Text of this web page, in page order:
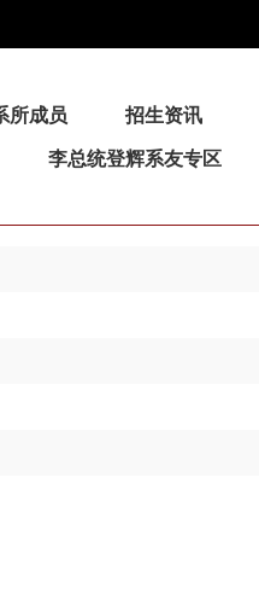
所成员 招生资讯
李总统登辉系友专区